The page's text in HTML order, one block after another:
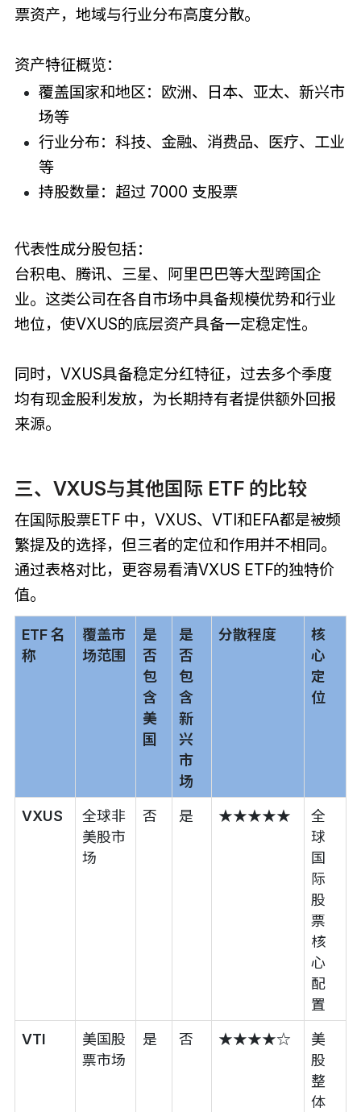
票资产，地域与行业分布高度分散。
资产特征概览：
覆盖国家和地区：欧洲、日本、亚太、新兴市
场等
行业分布：科技、金融、消费品、医疗、工业
等
持股数量：超过 7000 支股票
代表性成分股包括：
台积电、腾讯、三星、阿里巴巴等大型跨国企
业。这类公司在各自市场中具备规模优势和行业
地位，使VXUS的底层资产具备一定稳定性。
同时，VXUS具备稳定分红特征，过去多个季度
均有现金股利发放，为长期持有者提供额外回报
来源。
三、VXUS与其他国际 ETF 的比较
在国际股票ETF 中，VXUS、VTI和EFA都是被频
繁提及的选择，但三者的定位和作用并不相同。
通过表格对比，更容易看清VXUS ETF的独特价
值。
ETF 名
称
覆盖市
场范围
是
否
包
含
美
国
是
否
包
含
新
兴
市
场
分散程度
核
心
定
位
VXUS
全球非
美股市
场
否 是 ★★★★★
全
球
国
际
股
票
核
心
配
置
VTI
美国股
票市场
是 否 ★★★★☆
美
股
整
体